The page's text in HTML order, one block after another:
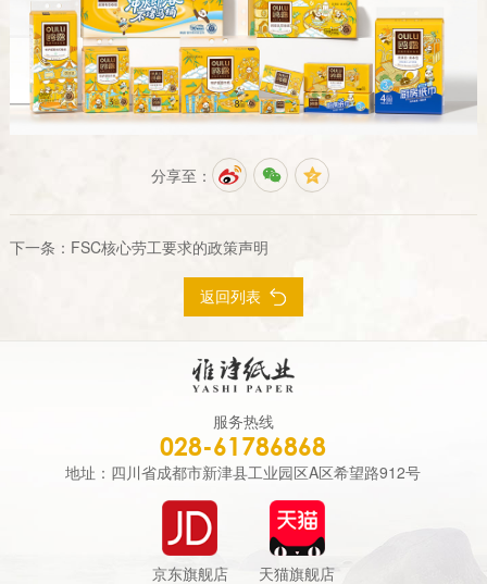
分享至：
下一条： FSC核心劳工要求的政策声明
返回列表
服务热线
028-61786868
地址：四川省成都市新津县工业园区A区希望路912号
京东旗舰店 天猫旗舰店